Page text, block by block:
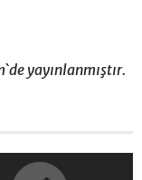
yayınlanmıştır.